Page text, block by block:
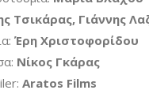
Τσικάρας, Γιάννης
Έρη Χριστοφορίδου
Νίκος Γκάρας
Aratos Films